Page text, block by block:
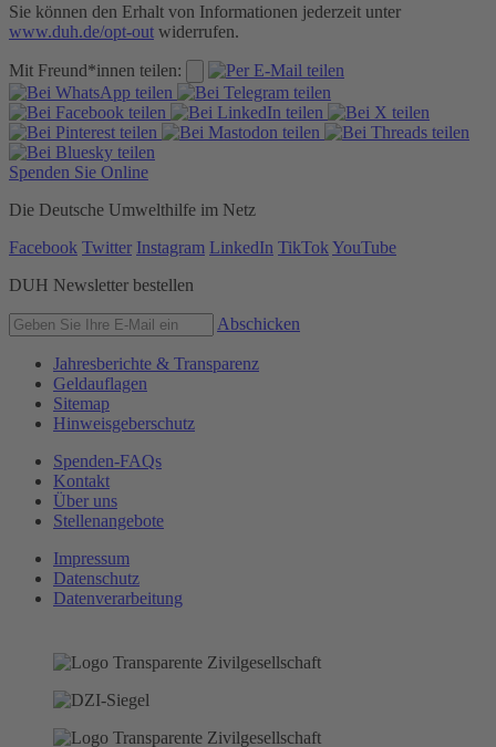
Sie können den Erhalt von Informationen jederzeit unter
www.duh.de/opt-out widerrufen.
Mit Freund*innen teilen:
Spenden Sie Online
Die Deutsche Umwelthilfe im Netz
Facebook Twitter Instagram LinkedIn TikTok YouTube
DUH Newsletter bestellen
Abschicken
Jahresberichte & Transparenz
Geldauflagen
Sitemap
Hinweisgeberschutz
Spenden-FAQs
Kontakt
Über uns
Stellenangebote
Impressum
Datenschutz
Datenverarbeitung